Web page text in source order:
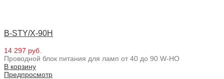
B-STY/X-90H
14 297 руб.
Проводной блок питания для ламп от 40 до 90 W-HO
В корзину
Предпросмотр